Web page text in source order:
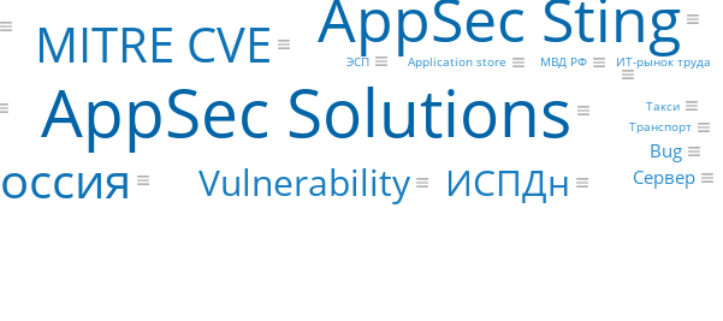
AppSec Solutions
AppSec Sting
MITRE CVE
Vulnerability ИСПДн Сервер
Bug
МВД РФ
Application store
Транспорт
ЭСП
Такси
ИТ-рынок труда